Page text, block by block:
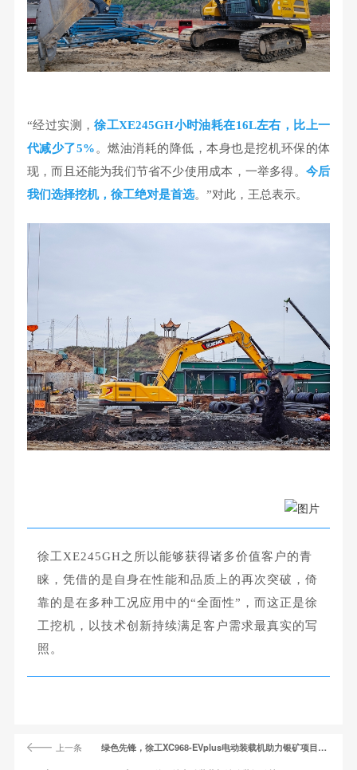
“经过实测，徐工XE245GH小时油耗在16L左右，比上一
代减少了5% 。燃油消耗的降低，本身也是挖机环保的体
现，而且还能为我们节省不少使用成本，一举多得。 今后
我们选择挖机，徐工绝对是首选。”对此，王总表示。
徐工XE245GH之所以能够获得诸多价值客户的青
睐，凭借的是自身在性能和品质上的再次突破，倚
靠的是在多种工况应用中的“全面性”，而这正是徐
工挖机，以技术创新持续满足客户需求最真实的写
照。
上一条 绿色先锋，徐工XC968-EVplus电动装载机助力银矿项目施工